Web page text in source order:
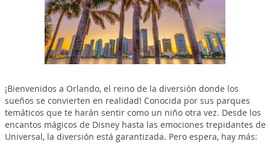
¡Bienvenidos a Orlando, el reino de la diversión donde los
sueños se convierten en realidad! Conocida por sus parques
temáticos que te harán sentir como un niño otra vez. Desde los
encantos mágicos de Disney hasta las emociones trepidantes de
Universal, la diversión está garantizada. Pero espera, hay más: